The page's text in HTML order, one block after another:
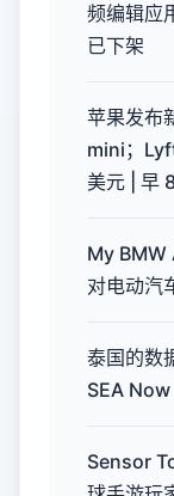
频编辑应
已下架
苹果发布
mini；
美元 | 早
My BMW
对电动汽
泰国的数
SEA Now
Sensor